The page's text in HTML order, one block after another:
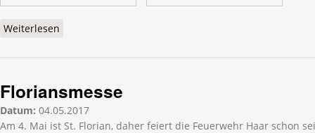
Weiterlesen
Floriansmesse
Datum: 04.05.2017
Am 4. Mai ist St. Florian, daher feiert die Feuerwehr Haar schon